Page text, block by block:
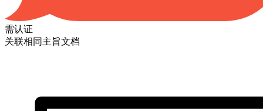
需认证
关联相同主旨文档